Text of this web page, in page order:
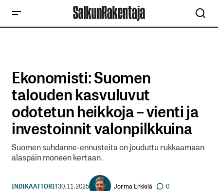
Ekonomisti: Suomen
talouden kasvuluvut
odotetun heikkoja – vienti ja
investoinnit valonpilkkuina
Suomen suhdanne-ennusteita on jouduttu rukkaamaan
alaspäin moneen kertaan.
INDIKAATTORIT30.11.2025 Jorma Erkkilä 0